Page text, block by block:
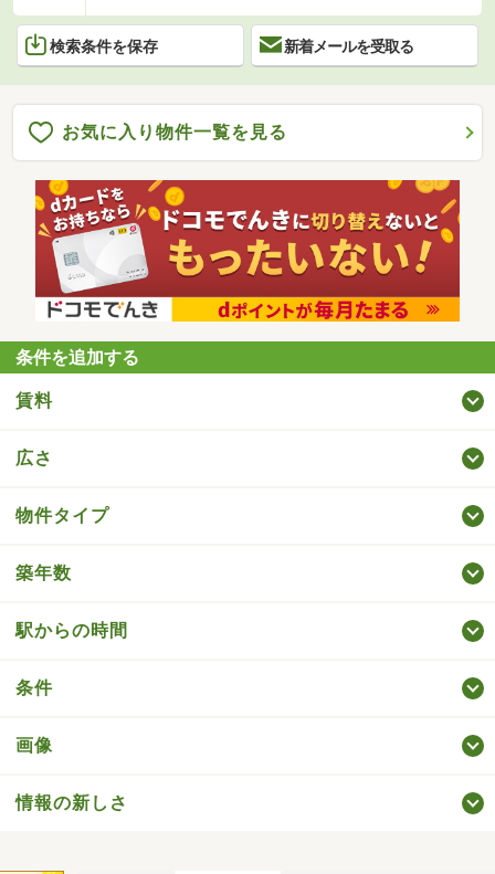
検索条件を保存 新着メールを受取る
お気に入り物件一覧を見る
条件を追加する
賃料
広さ
物件タイプ
築年数
駅からの時間
条件
画像
情報の新しさ